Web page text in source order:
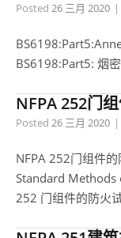
Posted 26 三月 2020
BS6198:Part5: 烟
NFPA 252门
Posted 26 三月 2020
NFPA 252门组件
Standard Methods
252 门组件的防火